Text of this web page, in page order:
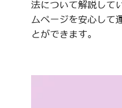
法について解説して
ムページを安心して
とができます。